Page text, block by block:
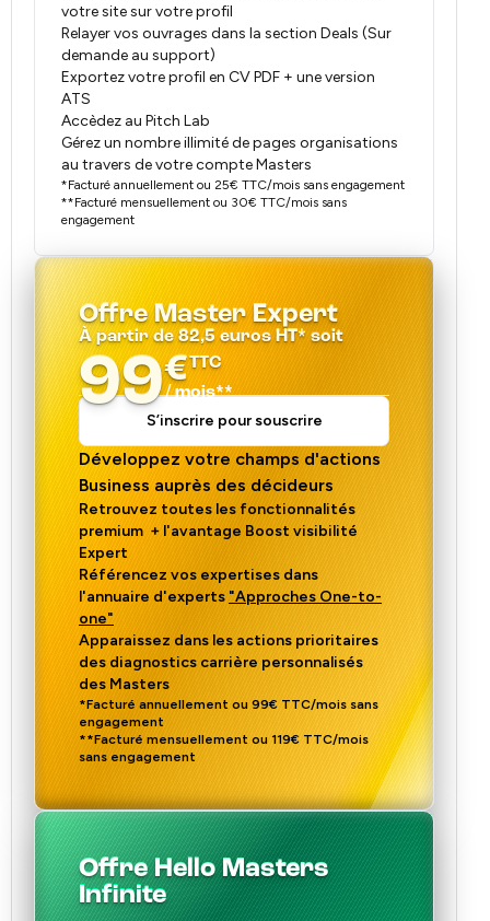
votre site sur votre profil
Relayer vos ouvrages dans la section Deals (Sur
demande au support)
Exportez votre profil en CV PDF + une version
ATS
Accèdez au Pitch Lab
Gérez un nombre illimité de pages organisations
au travers de votre compte Masters
*Facturé annuellement ou 25€ TTC/mois sans engagement
**Facturé mensuellement ou 30€ TTC/mois sans
engagement
Offre Master Expert
99€TTC
/ mois**
À partir de 82,5 euros HT* soit
S’inscrire pour souscrire
Développez votre champs d'actions
Business auprès des décideurs
Retrouvez toutes les fonctionnalités
premium + l'avantage Boost visibilité
Expert
Référencez vos expertises dans
l'annuaire d'experts "Approches One-to-
one"
Apparaissez dans les actions prioritaires
des diagnostics carrière personnalisés
des Masters
*Facturé annuellement ou 99€ TTC/mois sans
engagement
**Facturé mensuellement ou 119€ TTC/mois
sans engagement
Offre Hello Masters
Infinite